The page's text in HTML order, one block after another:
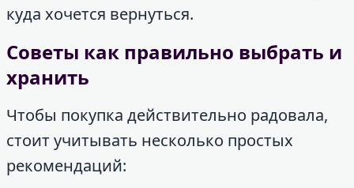
куда хочется вернуться.
Советы как правильно выбрать и
хранить
Чтобы покупка действительно радовала,
стоит учитывать несколько простых
рекомендаций: